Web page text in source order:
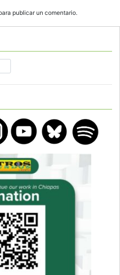
publicar un comentario.